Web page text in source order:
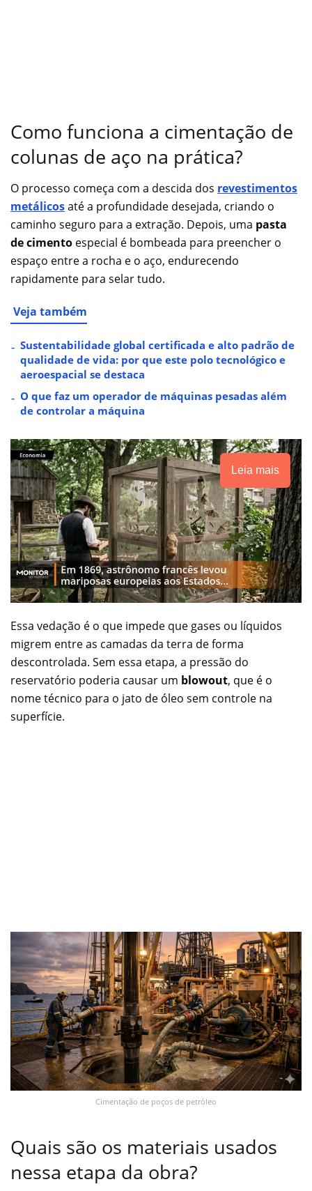
Como funciona a cimentação de
colunas de aço na prática?
O processo começa com a descida dos revestimentos
metálicosaté a profundidade desejada, criando o
caminho seguro para a extração. Depois, uma pasta
de cimento especial é bombeada para preencher o
espaço entre a rocha e o aço, endurecendo
rapidamente para selar tudo.
Veja também
Sustentabilidade global certificada e alto padrão de
qualidade de vida: por que este polo tecnológico e
aeroespacial se destaca
O que faz um operador de máquinas pesadas além
de controlar a máquina
Leia mais
Essa vedação é o que impede que gases ou líquidos
migrem entre as camadas da terra de forma
descontrolada. Sem essa etapa, a pressão do
reservatório poderia causar um blowout, que é o
nome técnico para o jato de óleo sem controle na
superfície.
Cimentação de poços de petróleo
Quais são os materiais usados
nessa etapa da obra?